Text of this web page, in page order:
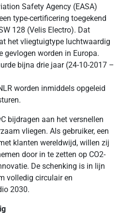
Safety Agency (EASA)
type-certificering toegekend
128 (Velis Electro). Dat
het vliegtuigtype luchtwaardig
gevlogen worden in Europa.
bijna drie jaar (24-10-2017 –
worden inmiddels opgeleid
bijdragen aan het versnellen
vliegen. Als gebruiker, een
klanten wereldwijd, willen zij
door in te zetten op CO2-
De schenking is in lijn
volledig circulair en
2030.